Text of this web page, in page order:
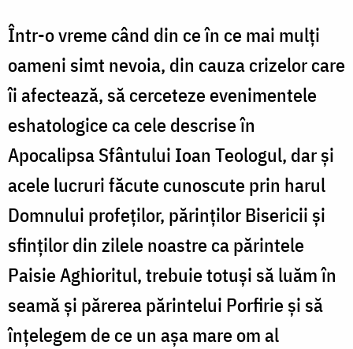
să
nu
se
petreacă”
Într-o vreme când din ce în ce mai mulți
oameni simt nevoia, din cauza crizelor care
îi afectează, să cerceteze evenimentele
eshatologice ca cele descrise în
Apocalipsa Sfântului Ioan Teologul, dar și
acele lucruri făcute cunoscute prin harul
Domnului profeților, părinților Bisericii și
sfinților din zilele noastre ca părintele
Paisie Aghioritul, trebuie totuși să luăm în
seamă și părerea părintelui Porfirie și să
înțelegem de ce un așa mare om al